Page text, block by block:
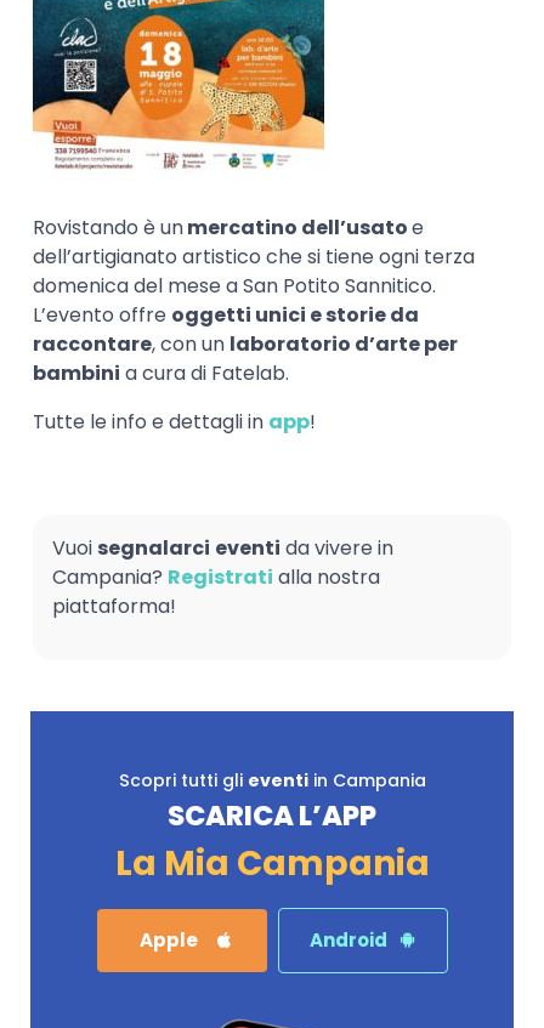
Rovistando è unmercatino dell’usatoe
dell’artigianato artistico che si tiene ogni terza
domenica del mese a San Potito Sannitico.
L’evento offre oggetti unici e storie da
raccontare, con un laboratorio d’arte per
bambini a cura di Fatelab.
Tutte le info e dettagli in app!
Vuoi segnalarci eventi da vivere in
Campania? Registrati alla nostra
piattaforma!
Scopri tutti gli eventiin Campania
SCARICA L’APP
La Mia Campania
Apple Android